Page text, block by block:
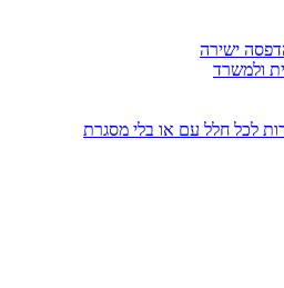
ישירה
ולמשרד
לכל חלל עם או בלי מסגרת